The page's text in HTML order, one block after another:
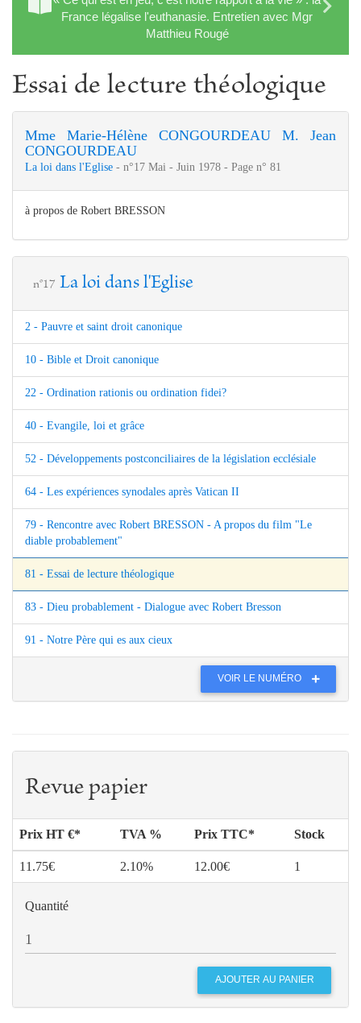
France légalise l'euthanasie. Entretien avec Mgr
Matthieu Rougé
Essai de lecture théologique
Mme Marie-Hélène CONGOURDEAU M. Jean
CONGOURDEAU
La loi dans l'Eglise - n°17 Mai - Juin 1978 - Page n° 81
à propos de Robert BRESSON
n°17 La loi dans l'Eglise
2 - Pauvre et saint droit canonique
10 - Bible et Droit canonique
22 - Ordination rationis ou ordination fidei?
40 - Evangile, loi et grâce
52 - Développements postconciliaires de la législation ecclésiale
64 - Les expériences synodales après Vatican II
79 - Rencontre avec Robert BRESSON - A propos du film "Le
diable probablement"
81 - Essai de lecture théologique
83 - Dieu probablement - Dialogue avec Robert Bresson
91 - Notre Père qui es aux cieux
VOIR LE NUMÉRO
Revue papier
Prix HT €* TVA % Prix TTC* Stock
11.75€ 2.10% 12.00€ 1
Quantité